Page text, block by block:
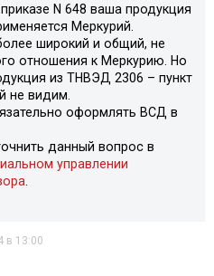
N 648 ваша продукция
Меркурий.
широкий и общий, не
отношения к Меркурию. Но
из ТНВЭД 2306 – пункт
не видим.
оформлять ВСД в
данный вопрос в
управлении
в 13:00